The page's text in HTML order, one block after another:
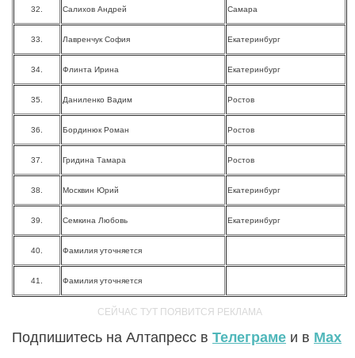
32. Салихов Андрей Самара
33. Лавренчук София Екатеринбург
34. Флинта Ирина Екатеринбург
35. Даниленко Вадим Ростов
36. Бординюк Роман Ростов
37. Гридина Тамара Ростов
38. Москвин Юрий Екатеринбург
39. Семкина Любовь Екатеринбург
40. Фамилия уточняется
41. Фамилия уточняется
Подпишитесь на Алтапресс в Телеграме и в Max